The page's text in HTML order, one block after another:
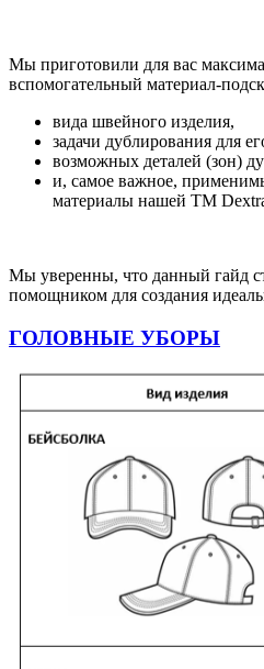
Мы приготовили для вас
вспомогательный материал-
вида швейного изделия,
задачи дублирования для
возможных деталей (зон)
и, самое важное,
материалы нашей ТМ
Мы уверенны, что данный гайд
помощником для создания
ГОЛОВНЫЕ УБОРЫ